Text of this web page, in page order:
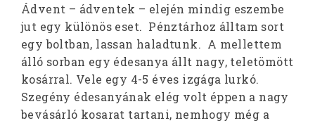
Ádvent – ádventek – elején mindig eszembe
jut egy különös eset. Pénztárhoz álltam sort
egy boltban, lassan haladtunk. A mellettem
álló sorban egy édesanya állt nagy, teletömött
kosárral. Vele egy 4-5 éves izgága lurkó.
Szegény édesanyának elég volt éppen a nagy
bevásárló kosarat tartani, nemhogy még a